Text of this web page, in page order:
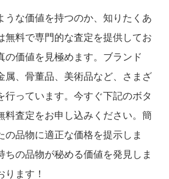
うな価値を持つのか、知りたくあ
無料で専門的な査定を提供してお
の価値を見極めます。ブランド
属、骨董品、美術品など、さまざ
行っています。今すぐ下記のボタ
料査定をお申し込みください。簡
の品物に適正な価格を提示しま
ちの品物が秘める価値を発見しま
ります！